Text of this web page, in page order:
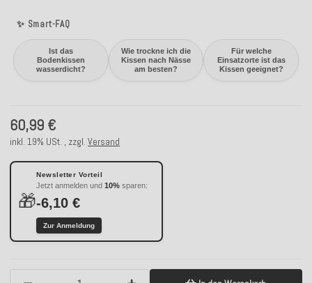
✨ Smart-FAQ
Ist das
Bodenkissen
wasserdicht?
Wie trockne ich die
Kissen nach Nässe
am besten?
Für welche
Einsatzorte ist das
Kissen geeignet?
60,99 €
inkl. 19% USt. , zzgl. Versand
🎁
Newsletter Vorteil
Jetzt anmelden und 10% sparen:
-6,10 €
Zur Anmeldung